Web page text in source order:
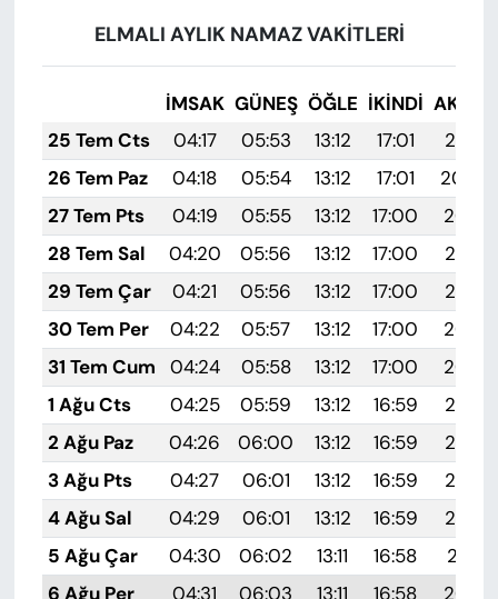
ELMALI AYLIK NAMAZ VAKITLERI
İMSAK GÜNEŞ ÖĞLE İKINDI
25 Tem Cts
04:17 05:53 13:12 17:01
20:21
26 Tem Paz
04:18 05:54 13:12 17:01
20:20
27 Tem Pts
04:19 05:55 13:12 17:00
20:19
28 Tem Sal
04:20 05:56 13:12 17:00
20:18
29 Tem Çar
04:21 05:56 13:12 17:00
20:17
30 Tem Per
04:22 05:57 13:12 17:00
20:16
31 Tem Cum
04:24 05:58 13:12 17:00
20:16
1 Ağu Cts
04:25 05:59 13:12 16:59
20:15
2 Ağu Paz
04:26 06:00 13:12 16:59
20:14
3 Ağu Pts
04:27 06:01 13:12 16:59
20:13
4 Ağu Sal
04:29 06:01 13:12 16:59
20:12
5 Ağu Çar
04:30 06:02 13:11 16:58
20:11
6 Ağu Per
04:31 06:03 13:11 16:58
20:10